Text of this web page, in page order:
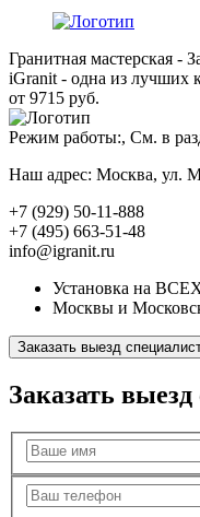
Гранитная мастерская -
iGranit - одна из лучших
от 9715 руб.
Режим работы:, См. в
Наш адрес: Москва, ул.
+7 (929) 50-11-888
+7 (495) 663-51-48
info@igranit.ru
Установка на
Москвы и
Заказать выезд
Заказать